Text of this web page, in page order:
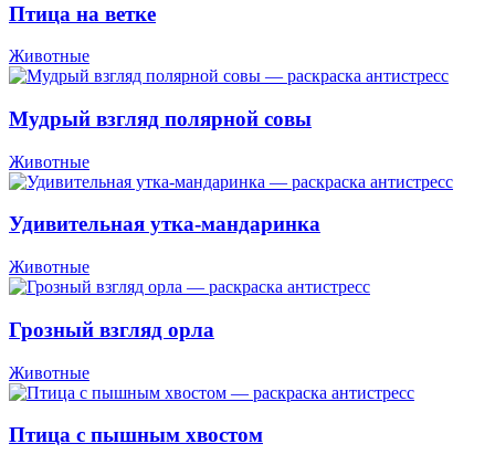
Птица на ветке
Животные
Мудрый взгляд полярной совы
Животные
Удивительная утка-мандаринка
Животные
Грозный взгляд орла
Животные
Птица с пышным хвостом